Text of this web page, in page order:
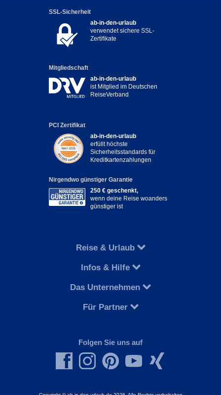
SSL-Sicherheit
ab-in-den-urlaub
verwendet sichere SSL-
Zertifikate
Mitgliedschaft
ab-in-den-urlaub
ist Mitglied im Deutschen
ReiseVerband
PCI Zertifikat
ab-in-den-urlaub
erfüllt höchste
Sicherheitsstandards für
Kreditkartenzahlungen
Nirgendwo günstiger Garantie
250 € geschenkt,
wenn deine Reise woanders
günstiger ist
Reise & Urlaub
Infos & Hilfe
Das Unternehmen
Für Partner
Folgen Sie uns auf